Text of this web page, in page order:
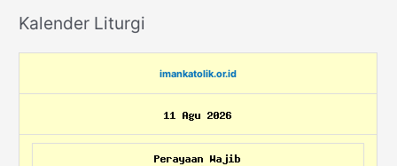
Kalender Liturgi
imankatolik.or.id